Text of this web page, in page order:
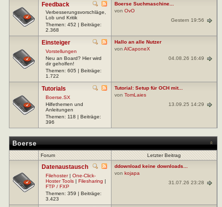
Feedback
Verbesserungsvorschläge,
Lob und Kritik
Themen: 452 | Beiträge:
2.368
Boerse Suchmaschine...
von OvO
Gestern 19:56
Einsteiger
Vorstellungen
Neu an Board? Hier wird
dir geholfen!
Themen: 605 | Beiträge:
1.722
Hallo an alle Nutzer
von AlCaponeX
04.08.26 16:49
Tutorials
Boerse.SX
Hilfethemen und
Anleitungen
Themen: 118 | Beiträge:
396
Tutorial: Setup für OCH mit...
von TomLaies
13.09.25 14:29
Boerse
Forum Letzter Beitrag
Datenaustausch
Filehoster| One-Click-
Hoster Tools | Filesharing |
FTP / FXP
Themen: 359 | Beiträge:
3.423
ddownload keine downloads...
von kojapa
31.07.26 23:28